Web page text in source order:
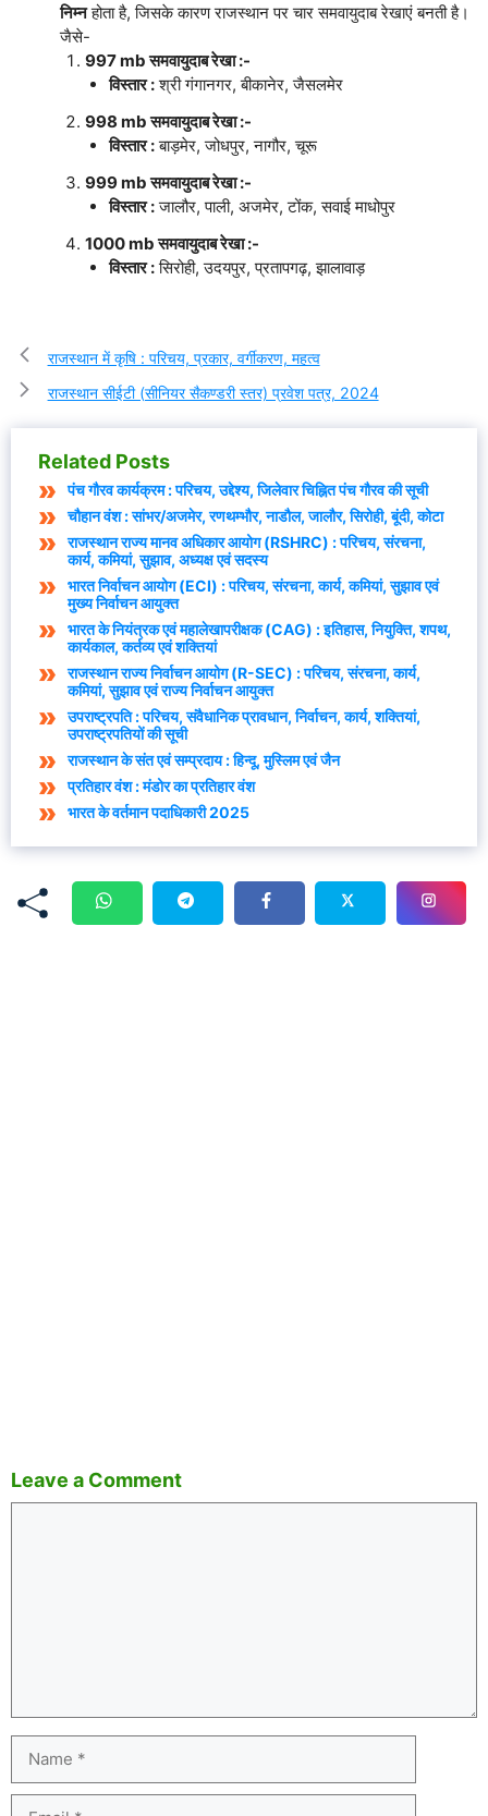
निम्नहोता है, जिसके कारण राजस्थान पर चार समवायुदाब रेखाएं बनती है।
जैसे-
997 mb समवायुदाब रेखा :-
विस्तार :श्री गंगानगर, बीकानेर, जैसलमेर
998 mb समवायुदाब रेखा :-
विस्तार :बाड़मेर, जोधपुर, नागौर, चूरू
999 mb समवायुदाब रेखा :-
विस्तार :जालौर, पाली, अजमेर, टोंक, सवाई माधोपुर
1000 mb समवायुदाब रेखा :-
विस्तार :सिरोही, उदयपुर, प्रतापगढ़, झालावाड़
राजस्थान में कृषि : परिचय, प्रकार, वर्गीकरण, महत्व
राजस्थान सीईटी (सीनियर सैकण्डरी स्तर) प्रवेश पत्र, 2024
Related Posts
पंच गौरव कार्यक्रम : परिचय, उद्देश्य, जिलेवार चिह्नित पंच गौरव की सूची
चौहान वंश : सांभर/अजमेर, रणथम्भौर, नाडौल, जालौर, सिरोही, बूंदी, कोटा
राजस्थान राज्य मानव अधिकार आयोग (RSHRC) : परिचय, संरचना,
कार्य, कमियां, सुझाव, अध्यक्ष एवं सदस्य
भारत निर्वाचन आयोग (ECI) : परिचय, संरचना, कार्य, कमियां, सुझाव एवं
मुख्य निर्वाचन आयुक्त
भारत के नियंत्रक एवं महालेखापरीक्षक (CAG) : इतिहास, नियुक्ति, शपथ,
कार्यकाल, कर्तव्य एवं शक्तियां
राजस्थान राज्य निर्वाचन आयोग (R-SEC) : परिचय, संरचना, कार्य,
कमियां, सुझाव एवं राज्य निर्वाचन आयुक्त
उपराष्ट्रपति : परिचय, संवैधानिक प्रावधान, निर्वाचन, कार्य, शक्तियां,
उपराष्ट्रपतियों की सूची
राजस्थान के संत एवं सम्प्रदाय : हिन्दू, मुस्लिम एवं जैन
प्रतिहार वंश : मंडोर का प्रतिहार वंश
भारत के वर्तमान पदाधिकारी 2025
Leave a Comment